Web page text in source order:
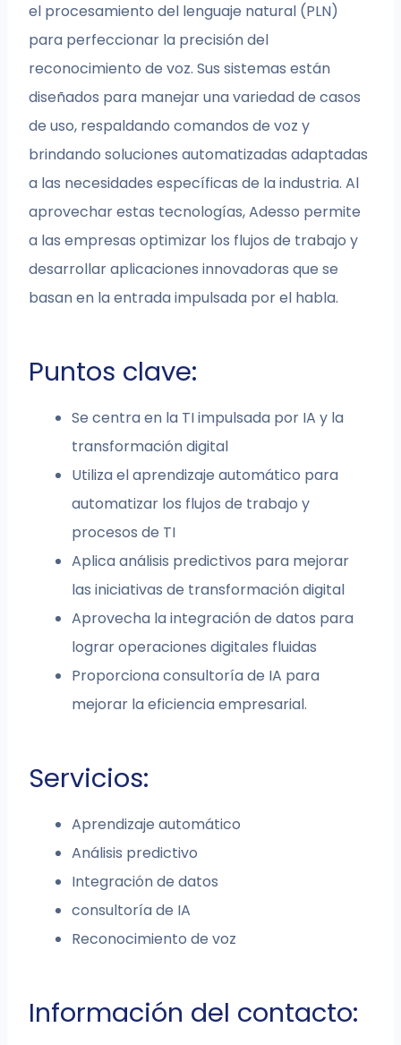
el procesamiento del lenguaje natural (PLN)
para perfeccionar la precisión del
reconocimiento de voz. Sus sistemas están
diseñados para manejar una variedad de casos
de uso, respaldando comandos de voz y
brindando soluciones automatizadas adaptadas
a las necesidades específicas de la industria. Al
aprovechar estas tecnologías, Adesso permite
a las empresas optimizar los flujos de trabajo y
desarrollar aplicaciones innovadoras que se
basan en la entrada impulsada por el habla.
Puntos clave:
Se centra en la TI impulsada por IA y la
transformación digital
Utiliza el aprendizaje automático para
automatizar los flujos de trabajo y
procesos de TI
Aplica análisis predictivos para mejorar
las iniciativas de transformación digital
Aprovecha la integración de datos para
lograr operaciones digitales fluidas
Proporciona consultoría de IA para
mejorar la eficiencia empresarial.
Servicios:
Aprendizaje automático
Análisis predictivo
Integración de datos
consultoría de IA
Reconocimiento de voz
Información del contacto: